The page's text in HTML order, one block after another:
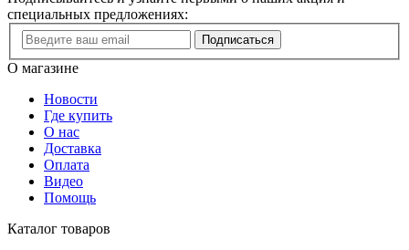
специальных предложениях:
Подписаться
О магазине
Новости
Где купить
О нас
Доставка
Оплата
Видео
Помощь
Каталог товаров